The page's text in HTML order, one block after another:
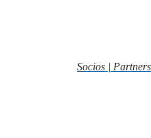
Socios |